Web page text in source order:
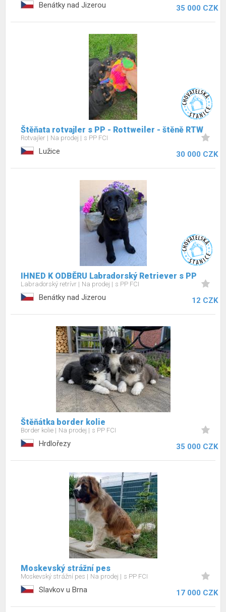
Benátky nad Jizerou 35 000 CZK
Štěňata rotvajler s PP - Rottweiler - štěně RTW
Rotvajler Na prodej s PP FCI
Lužice 30 000 CZK
IHNED K ODBĚRU Labradorský Retriever s PP
Labradorský retrívr Na prodej s PP FCI
Benátky nad Jizerou 12 CZK
Štěňátka border kolie
Border kolie Na prodej s PP FCI
Hrdlořezy 35 000 CZK
Moskevský strážní pes
Moskevský strážní pes Na prodej s PP FCI
Slavkov u Brna 17 000 CZK